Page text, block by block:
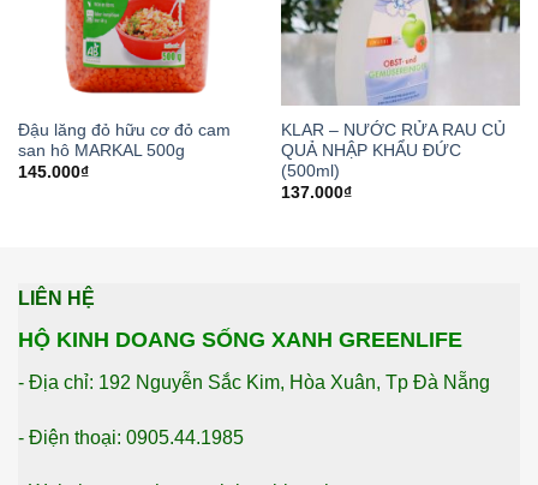
Đậu lăng đỏ hữu cơ đỏ cam
san hô MARKAL 500g
145.000₫
KLAR – NƯỚC RỬA RAU CỦ
QUẢ NHẬP KHẨU ĐỨC
(500ml)
137.000₫
LIÊN HỆ
HỘ KINH DOANG SỐNG XANH GREENLIFE
- Địa chỉ: 192 Nguyễn Sắc Kim, Hòa Xuân, Tp Đà Nẵng
- Điện thoại: 0905.44.1985